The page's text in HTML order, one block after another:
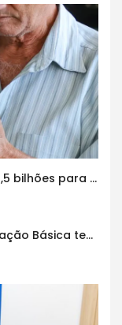
Famílias brasileiras perderam R$ 62,5 bilhões para bets em 2025
Índice de Desenvolvimento da Educação Básica tem elevação em todas as etapas